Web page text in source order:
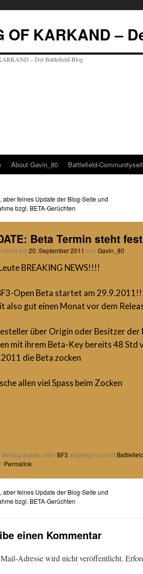
OF KARKAND –
About Gavin_80 Battlefield-
aber feines Update der Blog-Seite und
bzgl. BETA-Gerüchten
Beta Termin steht fest
am 20. September 2011 von Gavin_80
BREAKING NEWS!!!!
Open Beta startet am
also gut einen Monat vor dem
über Origin oder Besitzer
mit ihrem Beta-Key bereits 48 Std
die Beta zocken
allen viel Spass beim Zocken
Beitrag wurde unter BF3 abgelegt und mit
Permalink
aber feines Update der Blog-Seite und
bzgl. BETA-Gerüchten
einen Kommentar
Adresse wird nicht veröffentlicht.